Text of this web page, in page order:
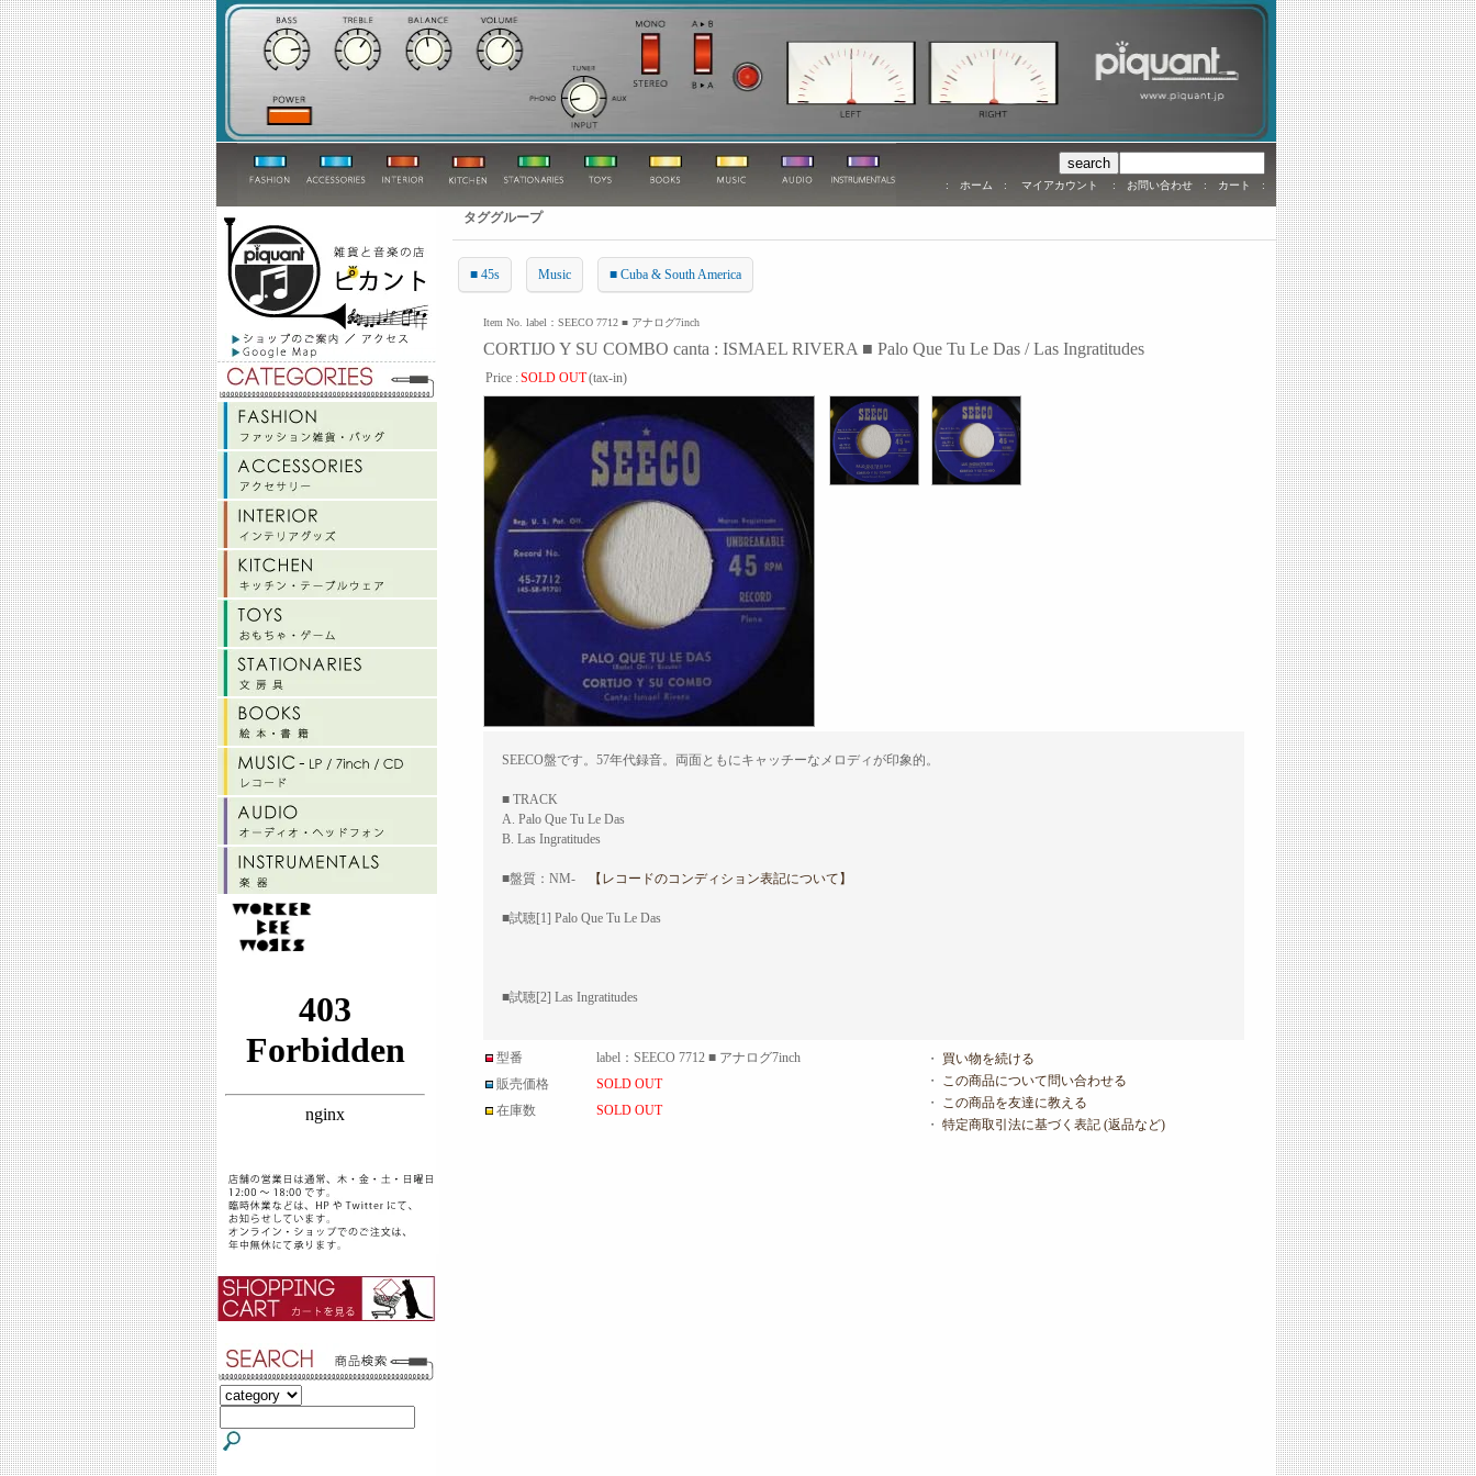
: ホーム : マイアカウント : お問い合わせ : カート :
タググループ
■ 45s Music ■ Cuba & South America
Item No. label：SEECO 7712 ■ アナログ7inch
CORTIJO Y SU COMBO canta : ISMAEL RIVERA ■ Palo Que Tu Le Das / Las Ingratitudes
Price :SOLD OUT(tax-in)
SEECO盤です。57年代録音。両面ともにキャッチーなメロディが印象的。
■ TRACK
A. Palo Que Tu Le Das
B. Las Ingratitudes
■盤質：NM- 【レコードのコンディション表記について】
■試聴[1] Palo Que Tu Le Das
■試聴[2] Las Ingratitudes
型番
label：SEECO 7712 ■ アナログ7inch
販売価格
SOLD OUT
在庫数
SOLD OUT
・ 買い物を続ける
・ この商品について問い合わせる
・ この商品を友達に教える
・ 特定商取引法に基づく表記 (返品など)